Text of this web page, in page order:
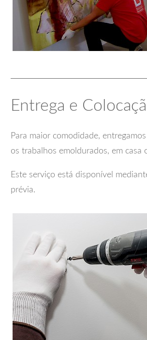
Entrega e
Para maior comodidade,
os trabalhos emoldurados, em casa
Este serviço está disponível
prévia.